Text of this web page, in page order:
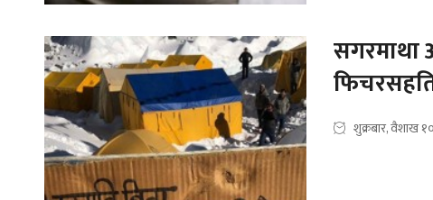
सगरमाथा
शुक्रबार, वैशाख